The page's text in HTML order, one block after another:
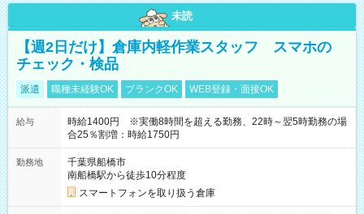
未読
【週2日だけ】倉庫内軽作業スタッフ スマホの
チェック・検品
派遣 職種未経験OK ブランクOK WEB登録・面接OK
給与
時給1400円 ※実働8時間を超える勤務、22時～翌5時勤務の場
合25％割増：時給1750円
勤務地
千葉県船橋市
南船橋駅から徒歩10分程度
スマートフォンを取り扱う倉庫